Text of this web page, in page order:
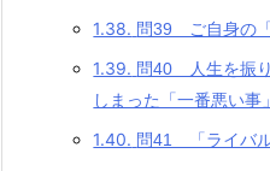
1.38. 問39 ご自身の
1.39. 問40 人生を振
しまった「一番悪い事
1.40. 問41 「ライバ